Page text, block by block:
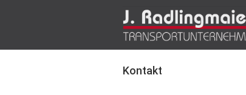
Kontakt